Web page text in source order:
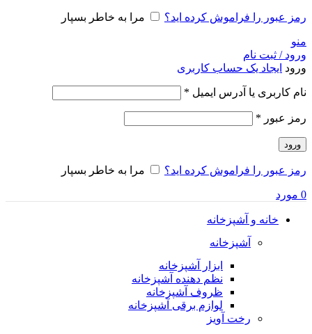
رمز عبور را فراموش کرده اید؟ مرا به خاطر بسپار
منو
ورود / ثبت نام
ورود ایجاد یک حساب کاربری
نام کاربری یا آدرس ایمیل *
رمز عبور *
ورود
رمز عبور را فراموش کرده اید؟ مرا به خاطر بسپار
0 مورد
خانه و آشپزخانه
آشپزخانه
ابزار آشپزخانه
نظم دهنده آشپزخانه
ظروف آشپزخانه
لوازم برقی آشپزخانه
رخت آویز